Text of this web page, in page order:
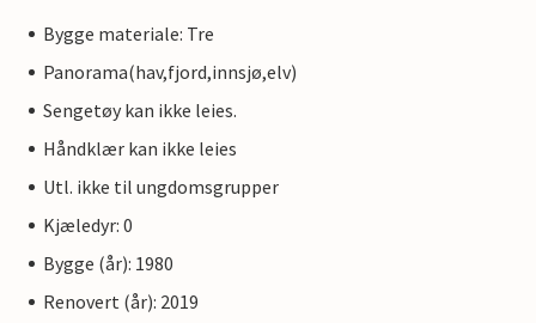
Bygge materiale: Tre
Panorama(hav,fjord,innsjø,elv)
Sengetøy kan ikke leies.
Håndklær kan ikke leies
Utl. ikke til ungdomsgrupper
Kjæledyr: 0
Bygge (år): 1980
Renovert (år): 2019